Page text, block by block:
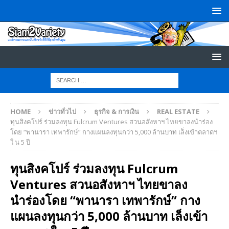
HOME ข่าวทั่วไป ธุรกิจ & การเงิน
REAL ESTATE
ทุนสิงคโปร์ ร่วมลงทุน Fulcrum Ventures สวนอสังหาฯ ไทยขาลงนำร่อง
โดย “พานารา เทพารักษ์” กางแผนลงทุนกว่า 5,000 ล้านบาท เล็งเข้าตลาดฯ
ใ น 5 ปี
ทุนสิงคโปร์ ร่วมลงทุน Fulcrum
Ventures สวนอสังหาฯ ไทยขาลง
นำร่องโดย “พานารา เทพารักษ์” กาง
แผนลงทุนกว่า 5,000 ล้านบาท เล็งเข้า